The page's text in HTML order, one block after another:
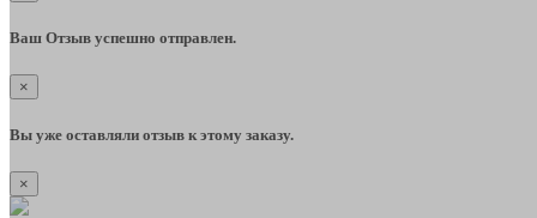
Ваш Отзыв успешно отправлен.
×
Вы уже оставляли отзыв к этому заказу.
×